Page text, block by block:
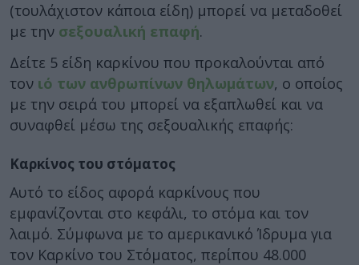
(τουλάχιστον κάποια είδη) μπορεί να μεταδοθεί
με την σεξουαλική επαφή.
Δείτε 5 είδη καρκίνου που προκαλούνται από
τον ιό των ανθρωπίνων θηλωμάτων, ο οποίος
με την σειρά του μπορεί να εξαπλωθεί και να
συναφθεί μέσω της σεξουαλικής επαφής:
Καρκίνος του στόματος
Αυτό το είδος αφορά καρκίνους που
εμφανίζονται στο κεφάλι, το στόμα και τον
λαιμό. Σύμφωνα με το αμερικανικό Ίδρυμα για
τον Καρκίνο του Στόματος, περίπου 48.000